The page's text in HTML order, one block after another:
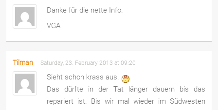
Danke für die nette Info.
VGA
Tilman Saturday, 23. February 2013 at 09:20
Sieht schon krass aus.
Das dürfte in der Tat länger dauern bis das
repariert ist. Bis wir mal wieder im Südwesten